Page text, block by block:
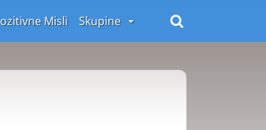
Misli Skupine